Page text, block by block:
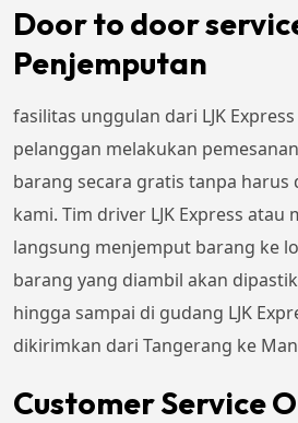
Door to door
Penjemputan
fasilitas unggulan dari LJK
pelanggan melakukan
barang secara gratis tanpa
kami. Tim driver LJK Express
langsung menjemput barang ke
barang yang diambil akan
hingga sampai di gudang LJK
dikirimkan dari Tangerang ke
Customer Service